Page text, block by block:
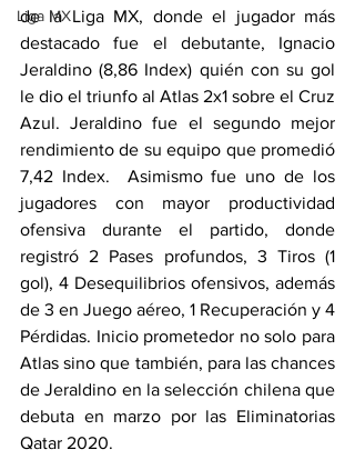
Liga MX
de la Liga MX, donde el jugador más
destacado fue el debutante, Ignacio
Jeraldino (8,86 Index) quién con su gol
le dio el triunfo al Atlas 2x1 sobre el Cruz
Azul. Jeraldino fue el segundo mejor
rendimiento de su equipo que promedió
7,42 Index.  Asimismo fue uno de los
jugadores con mayor productividad
ofensiva durante el partido, donde
registró 2 Pases profundos, 3 Tiros (1
gol), 4 Desequilibrios ofensivos, además
de 3 en Juego aéreo, 1 Recuperación y 4
Pérdidas. Inicio prometedor no solo para
Atlas sino que también, para las chances
de Jeraldino en la selección chilena que
debuta en marzo por las Eliminatorias
Qatar 2020.